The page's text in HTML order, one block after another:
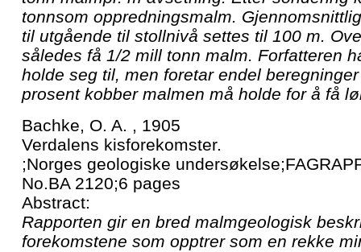
tonnsom oppredningsmalm.
til utgående til stollnivå settes til 100 m.
således få 1/2 mill tonn malm. Forfatteren
holde seg til, men foretar endel
prosent kobber malmen må holde for å få
Bachke, O. A. , 1905
Verdalens kisforekomster.
;Norges geologiske
No.BA 2120;6 pages
Abstract:
Rapporten gir en bred malmgeologisk
forekomstene som opptrer som en rekke